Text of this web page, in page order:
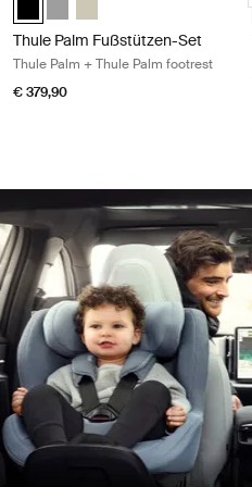
Thule Palm Fußstützen-Set
Thule Palm + Thule Palm footrest
€ 379,90